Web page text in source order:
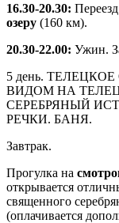
16.30-20.30:
озеру (160 км).
20.30-22.00: Ужин.
5 день.
ВИДОМ НА
СЕРЕБРЯНЫЙ
РЕЧКИ. БАНЯ.
Завтрак.
Прогулка на
открывается
священного
(оплачивается